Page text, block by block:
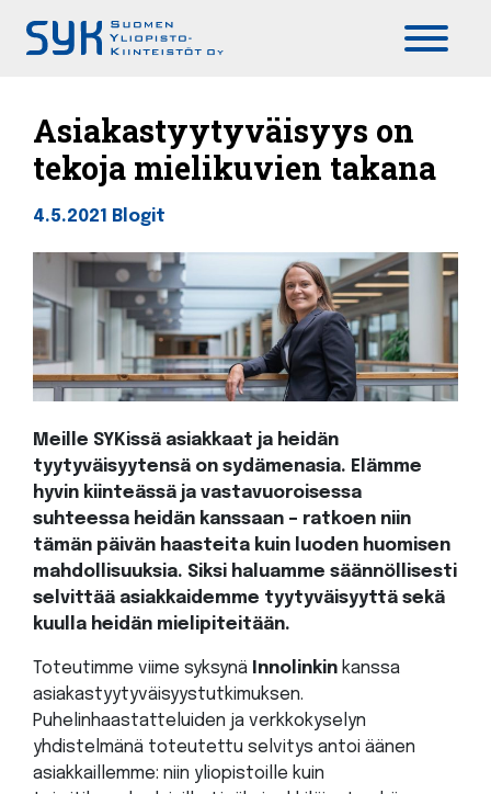
Asiakastyytyväisyys on
tekoja mielikuvien takana
4.5.2021 Blogit
Meille SYKissä asiakkaat ja heidän
tyytyväisyytensä on sydämenasia. Elämme
hyvin kiinteässä ja vastavuoroisessa
suhteessa heidän kanssaan – ratkoen niin
tämän päivän haasteita kuin luoden huomisen
mahdollisuuksia. Siksi haluamme säännöllisesti
selvittää asiakkaidemme tyytyväisyyttä sekä
kuulla heidän mielipiteitään.
Toteutimme viime syksynä Innolinkin kanssa
asiakastyytyväisyystutkimuksen.
Puhelinhaastatteluiden ja verkkokyselyn
yhdistelmänä toteutettu selvitys antoi äänen
asiakkaillemme: niin yliopistoille kuin